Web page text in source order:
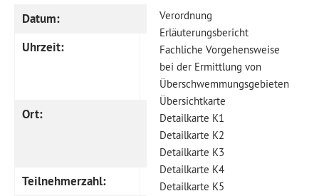
Datum:
18. Juli 2015
Uhrzeit:
10.00 – 17.00 Uhr
(inkl. 1 Stunde
Mittag)
Ort:
Jugendzentrum
Viechtach
(Kollnburger Str. 16)
Teilnehmerzahl:
maximal 8
Verordnung
Erläuterungsbericht
Fachliche Vorgehensweise
bei der Ermittlung von
Überschwemmungsgebieten
Übersichtkarte
Detailkarte K1
Detailkarte K2
Detailkarte K3
Detailkarte K4
Detailkarte K5